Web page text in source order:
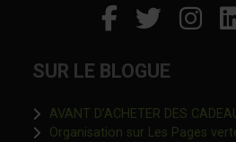
Facebook
Ce lien
Ce
SUR LE BLOGUE
AVANT D’ACHETER DES
Organisation sur Les Pages